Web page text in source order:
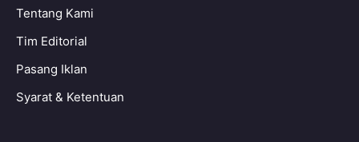
Tentang Kami
Tim Editorial
Pasang Iklan
Syarat & Ketentuan